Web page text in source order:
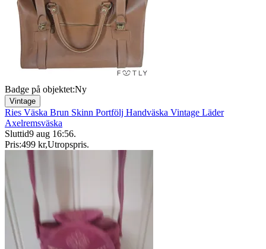
Badge på objektet:Ny
Vintage
Ries Väska Brun Skinn Portfölj Handväska Vintage Läder
Axelremsväska
Sluttid9 aug 16:56.
Pris:499 kr,Utropspris.